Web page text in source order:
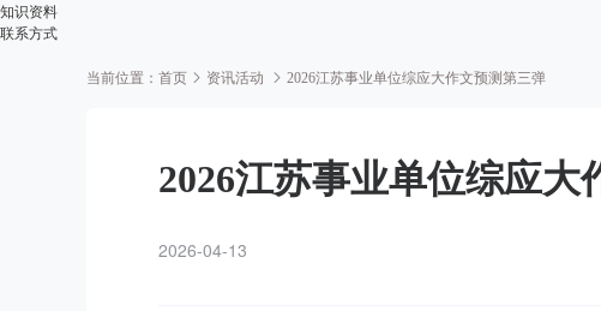
知识资料
联系方式
当前位置： 首页 资讯活动 2026江苏事业单位综应大作文预测第三弹
2026江苏事业单位综应大
2026-04-13